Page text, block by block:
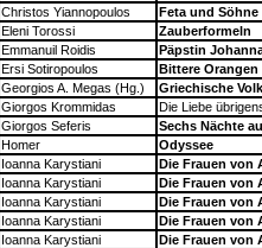
Christos Yiannopoulos
Feta und Söhne
Eleni Torossi
Zauberformeln
Emmanuil Roidis
Päpstin
Ersi Sotiropoulos
Bittere Orangen
Georgios A. Megas (Hg.)
Griechische
Giorgos Krommidas
Die Liebe
Giorgos Seferis
Sechs Nächte
Homer
Odyssee
Ioanna Karystiani
Die Frauen von
Ioanna Karystiani
Die Frauen von
Ioanna Karystiani
Die Frauen von
Ioanna Karystiani
Die Frauen von
Ioanna Karystiani
Die Frauen von